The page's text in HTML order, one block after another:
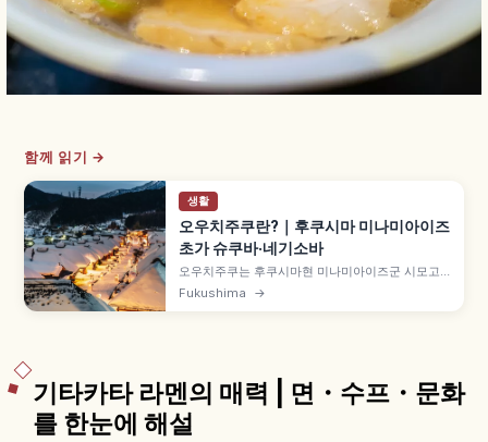
함께 읽기 →
생활
오우치주쿠란?｜후쿠시마 미나미아이즈
초가 슈쿠바·네기소바
오우치주쿠는 후쿠시마현 미나미아이즈군 시모고
마치의 초가지붕 가옥이 늘어선 옛 슈쿠바마치(역참
Fukushima →
기타카타 라멘의 매력 | 면・수프・문화
를 한눈에 해설